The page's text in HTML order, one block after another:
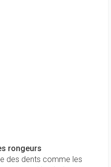
rongeurs
des dents comme les